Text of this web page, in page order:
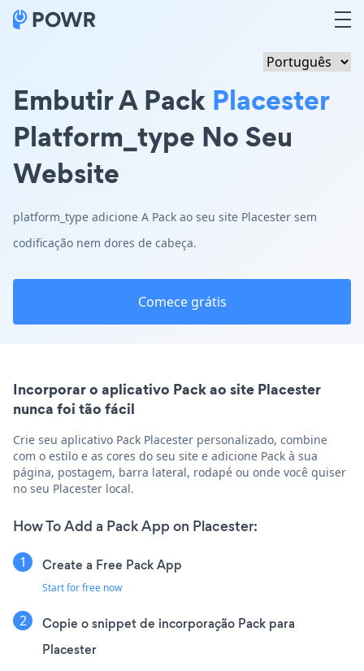
Embutir A Pack Placester
Platform_type No Seu
Website
platform_type adicione A Pack ao seu site Placester sem
codificação nem dores de cabeça.
Comece grátis
Incorporar o aplicativo Pack ao site Placester
nunca foi tão fácil
Crie seu aplicativo Pack Placester personalizado, combine
com o estilo e as cores do seu site e adicione Pack à sua
página, postagem, barra lateral, rodapé ou onde você quiser
no seu Placester local.
How To Add a Pack App on Placester:
Create a Free Pack App
Start for free now
Copie o snippet de incorporação Pack para
Placester